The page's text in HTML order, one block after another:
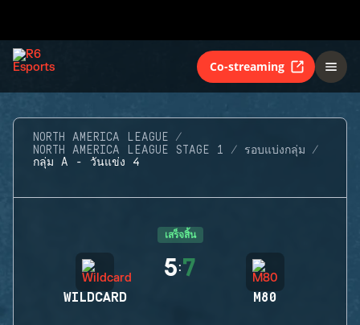
Co-streaming
NORTH AMERICA LEAGUE
NORTH AMERICA LEAGUE STAGE 1
รอบแบ่งกลุ่ม
กลุ่ม A - วันแข่ง 4
เสร็จสิ้น
WILDCARD
5:7
M80